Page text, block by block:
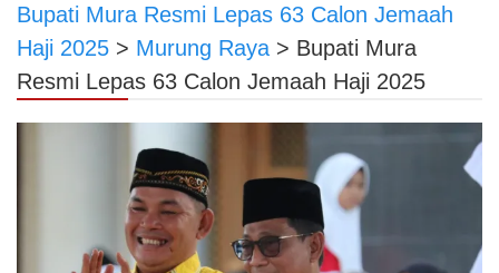
Bupati Mura Resmi Lepas 63 Calon Jemaah
Haji 2025 > Murung Raya > Bupati Mura
Resmi Lepas 63 Calon Jemaah Haji 2025